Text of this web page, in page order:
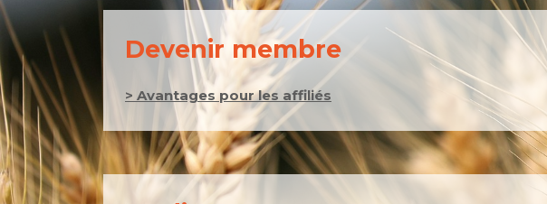
Devenir membre
> Avantages pour les affiliés